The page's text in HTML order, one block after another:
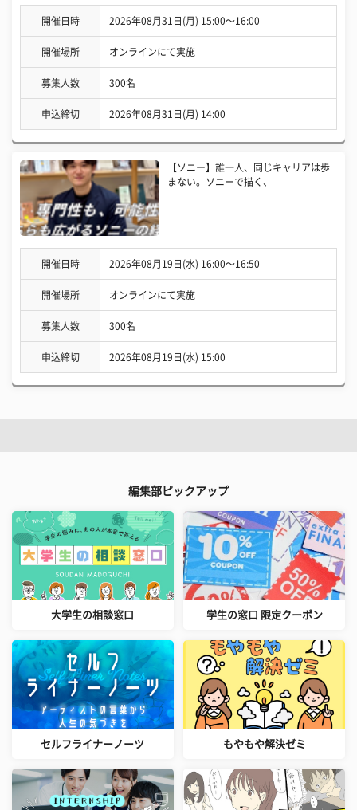
開催日時 2026年08月31日(月) 15:00〜16:00
開催場所 オンラインにて実施
募集人数 300名
申込締切 2026年08月31日(月) 14:00
【ソニー】誰一人、同じキャリアは歩
まない。ソニーで描く、
開催日時 2026年08月19日(水) 16:00〜16:50
開催場所 オンラインにて実施
募集人数 300名
申込締切 2026年08月19日(水) 15:00
編集部ピックアップ
大学生の相談窓口 学生の窓口 限定クーポン
セルフライナーノーツ もやもや解決ゼミ